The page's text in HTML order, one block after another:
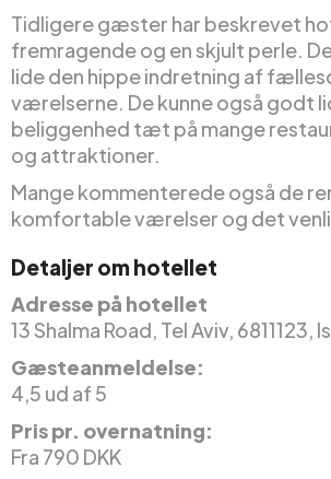
Tidligere gæster har beskrevet
fremragende og en skjult perle.
lide den hippe indretning af
værelserne. De kunne også godt
beliggenhed tæt på mange
og attraktioner.
Mange kommenterede også de
komfortable værelser og det
Detaljer om hotellet
Adresse på hotellet
13 Shalma Road, Tel Aviv, 6811123,
Gæsteanmeldelse:
4,5 ud af 5
Pris pr. overnatning:
Fra 790 DKK